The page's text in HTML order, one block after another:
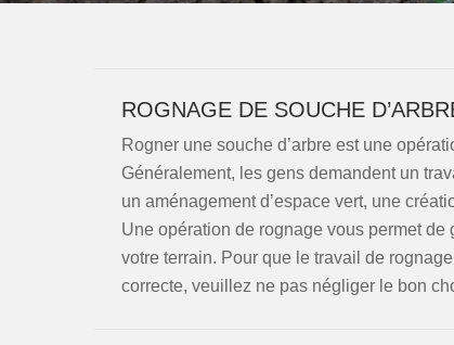
ROGNAGE DE SOUCHE
Rogner une souche d’arbre est une
Généralement, les gens demandent un
un aménagement d’espace vert, une
Une opération de rognage vous permet
votre terrain. Pour que le travail de
correcte, veuillez ne pas négliger le bon